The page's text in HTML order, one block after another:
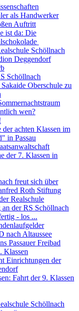
als Handwerker
Auftritt
ist da: Die
Schöllnach
Deggendorf
Schöllnach
Oberschule zu
wen?
der achten Klassen im
in Passau
der 7. Klassen in
freut sich über
Roth Stiftung
Realschule
der RS Schöllnach
- los ...
nach Altaussee
Passauer Freibad
Klassen
Einrichtungen der
Fahrt der 9. Klassen
Schöllnach